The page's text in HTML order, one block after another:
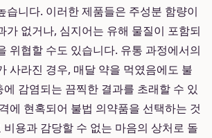
습니다. 이러한 제품들은 주성분 함량이
가 없거나, 심지어는 유해 물질이 포함되
위협할 수도 있습니다. 유통 과정에서의
사라진 경우, 매달 약을 먹였음에도 불
감염되는 끔찍한 결과를 초래할 수 있
에 현혹되어 불법 의약품을 선택하는 것
비용과 감당할 수 없는 마음의 상처로 돌